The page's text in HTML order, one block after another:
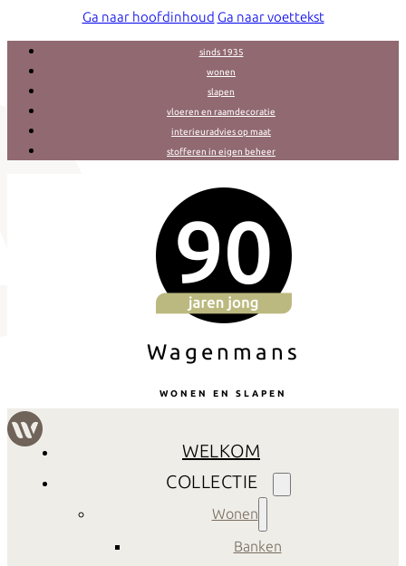
Ga naar hoofdinhoud Ga naar voettekst
sinds 1935
wonen
slapen
vloeren en raamdecoratie
interieuradvies op maat
stofferen in eigen beheer
Wagenmans
WONEN EN SLAPEN
WELKOM
COLLECTIE
Wonen
Banken